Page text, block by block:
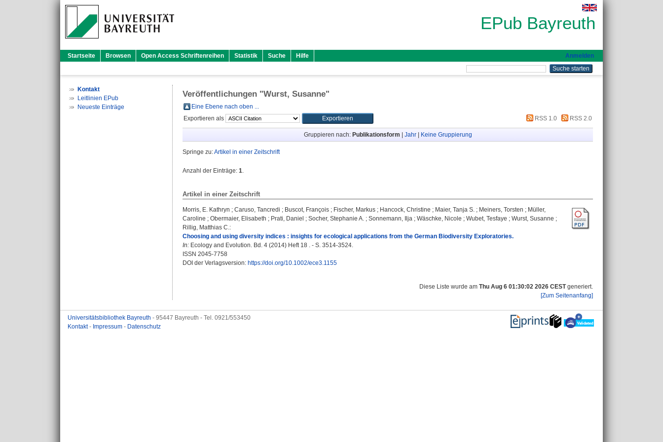
EPub Bayreuth
Startseite Browsen Open Access Schriftenreihen Statistik Suche Hilfe Anmelden
Kontakt
Leitlinien EPub
Neueste Einträge
Veröffentlichungen "Wurst, Susanne"
Eine Ebene nach oben ...
Exportieren als
RSS 1.0 RSS 2.0
Gruppieren nach: Publikationsform Jahr| Keine Gruppierung
Springe zu:Artikel in einer Zeitschrift
Anzahl der Einträge: 1.
Artikel in einer Zeitschrift
Morris, E. Kathryn ; Caruso, Tancredi ; Buscot, François ; Fischer, Markus ; Hancock, Christine ; Maier, Tanja S. ; Meiners, Torsten ; Müller,
Caroline ; Obermaier, Elisabeth ; Prati, Daniel ; Socher, Stephanie A. ; Sonnemann, Ilja ; Wäschke, Nicole ; Wubet, Tesfaye ; Wurst, Susanne ;
Rillig, Matthias C.:
Choosing and using diversity indices : insights for ecological applications from the German Biodiversity Exploratories.
In: Ecology and Evolution. Bd. 4 (2014) Heft 18 . - S. 3514-3524.
ISSN 2045-7758
DOI der Verlagsversion: https://doi.org/10.1002/ece3.1155
Diese Liste wurde am Thu Aug 6 01:30:02 2026 CESTgeneriert.
[Zum Seitenanfang]
Universitätsbibliothek Bayreuth - 95447 Bayreuth - Tel. 0921/553450
Kontakt- Impressum - Datenschutz